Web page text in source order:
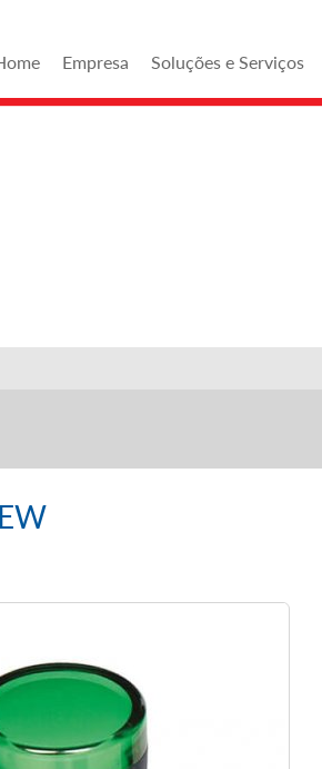
Empresa Soluções e Serviços